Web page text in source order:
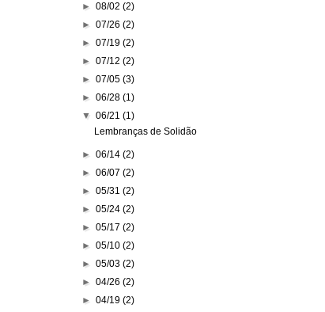
►08/02(2)
►07/26(2)
►07/19(2)
►07/12(2)
►07/05(3)
►06/28(1)
▼06/21(1)
Lembranças de Solidão
►06/14(2)
►06/07(2)
►05/31(2)
►05/24(2)
►05/17(2)
►05/10(2)
►05/03(2)
►04/26(2)
►04/19(2)